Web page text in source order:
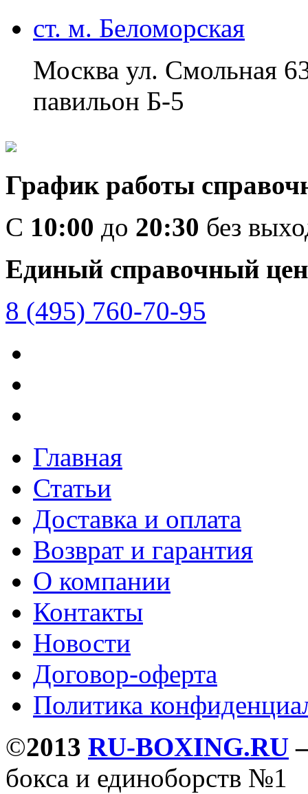
ст. м. Беломорская
Москва ул. Смольная
павильон Б-5
График работы
C 10:00 до 20:30 без
Единый справочный
8 (495) 760-70-95
Главная
Статьи
Доставка и оплата
Возврат и гарантия
О компании
Контакты
Новости
Договор-оферта
Политика
©2013 RU-BOXING.RU
бокса и единоборств №1